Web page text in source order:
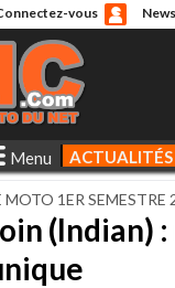
vous
Menu ACTUALITÉS
1ER SEMESTRE
(Indian)